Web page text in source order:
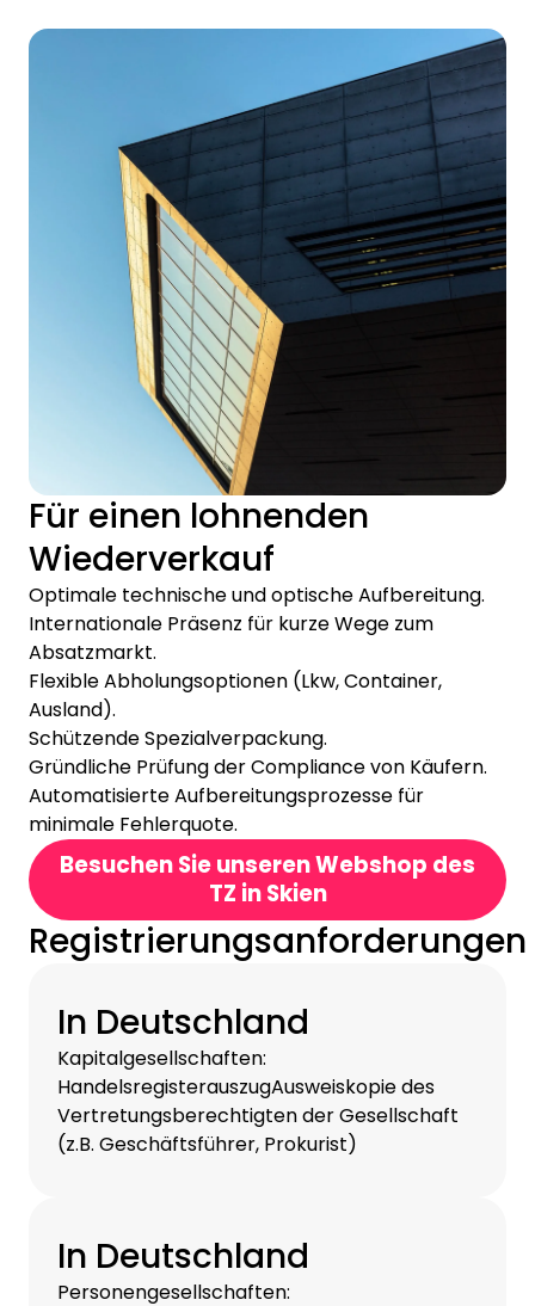
Für einen lohnenden
Wiederverkauf
Optimale technische und optische Aufbereitung.
Internationale Präsenz für kurze Wege zum
Absatzmarkt.
Flexible Abholungsoptionen (Lkw, Container,
Ausland).
Schützende Spezialverpackung.
Gründliche Prüfung der Compliance von Käufern.
Automatisierte Aufbereitungsprozesse für
minimale Fehlerquote.
Besuchen Sie unseren Webshop des
TZ in Skien
Registrierungsanforderungen
In Deutschland
Kapitalgesellschaften:
HandelsregisterauszugAusweiskopie des
Vertretungsberechtigten der Gesellschaft
(z.B. Geschäftsführer, Prokurist)
In Deutschland
Personengesellschaften: